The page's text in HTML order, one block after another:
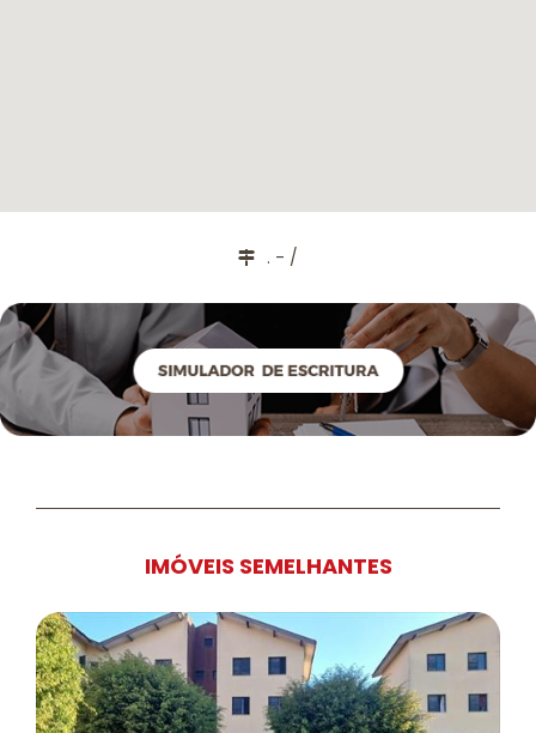
. - /
IMÓVEIS SEMELHANTES